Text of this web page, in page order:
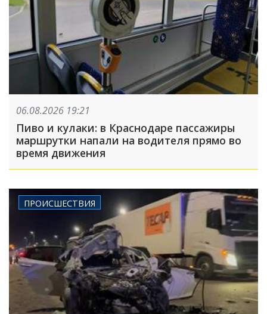
06.08.2026 19:21
Пиво и кулаки: в Краснодаре пассажиры
маршрутки напали на водителя прямо во
время движения
ПРОИСШЕСТВИЯ